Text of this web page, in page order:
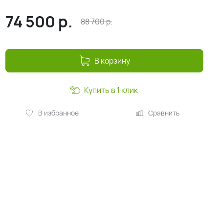
74 500 р. 88 700р.
В корзину
В избранное Сравнить
Купить в 1 клик